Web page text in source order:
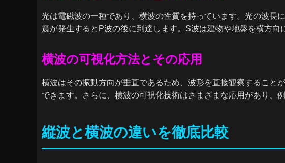
光は電磁波の一種であり、横波の性質を持っています。光の波長
震が発生するとP波の後に到達します。S波は建物や地盤を横方向
横波の可視化方法とその応用
横波はその振動方向が垂直であるため、波形を直接観察すること
できます。さらに、横波の可視化技術はさまざまな応用があり、
縦波と横波の違いを徹底比較